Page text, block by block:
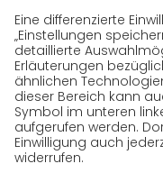
Impressum
AGB